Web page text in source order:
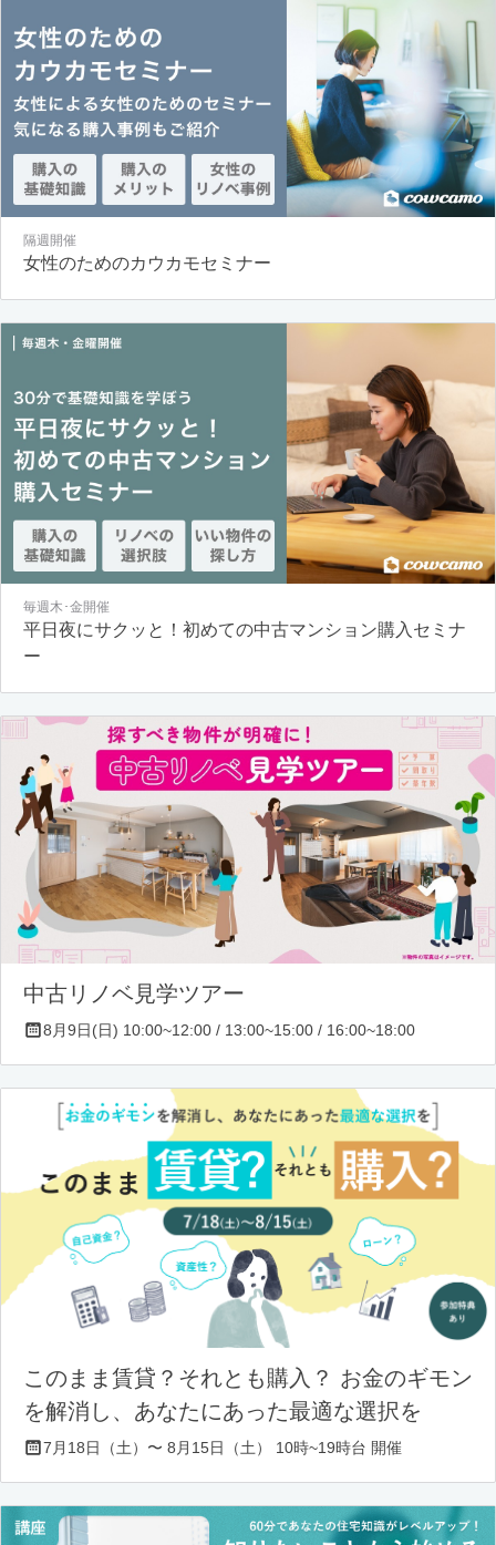
隔週開催
女性のためのカウカモセミナー
毎週木･金開催
平日夜にサクッと！初めての中古マンション購入セミナ
ー
中古リノベ見学ツアー
8月9日(日) 10:00~12:00 / 13:00~15:00 / 16:00~18:00
このまま賃貸？それとも購入？ お金のギモン
を解消し、あなたにあった最適な選択を
7月18日（土）〜 8月15日（土） 10時~19時台 開催